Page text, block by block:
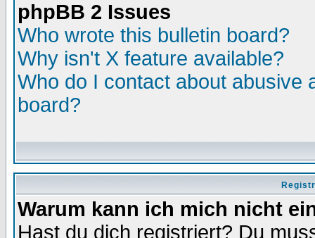
phpBB 2 Issues
Who wrote this bulletin board?
Why isn't X feature available?
Who do I contact about abusive
board?
Warum kann ich mich nicht
Hast du dich registriert? Du